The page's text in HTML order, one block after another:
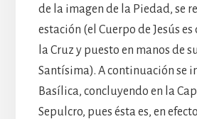
de la imagen de la Piedad, se
estación (el Cuerpo de Jesús
la Cruz y puesto en manos de
Santísima). A continuación se
Basílica, concluyendo en la
Sepulcro, pues ésta es, en